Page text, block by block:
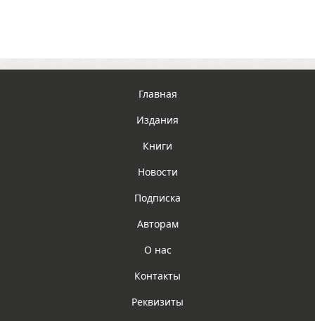
Главная
Издания
Книги
Новости
Подписка
Авторам
О нас
Контакты
Реквизиты